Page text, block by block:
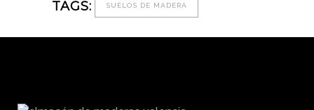
TAGS: SUELOS DE MADERA